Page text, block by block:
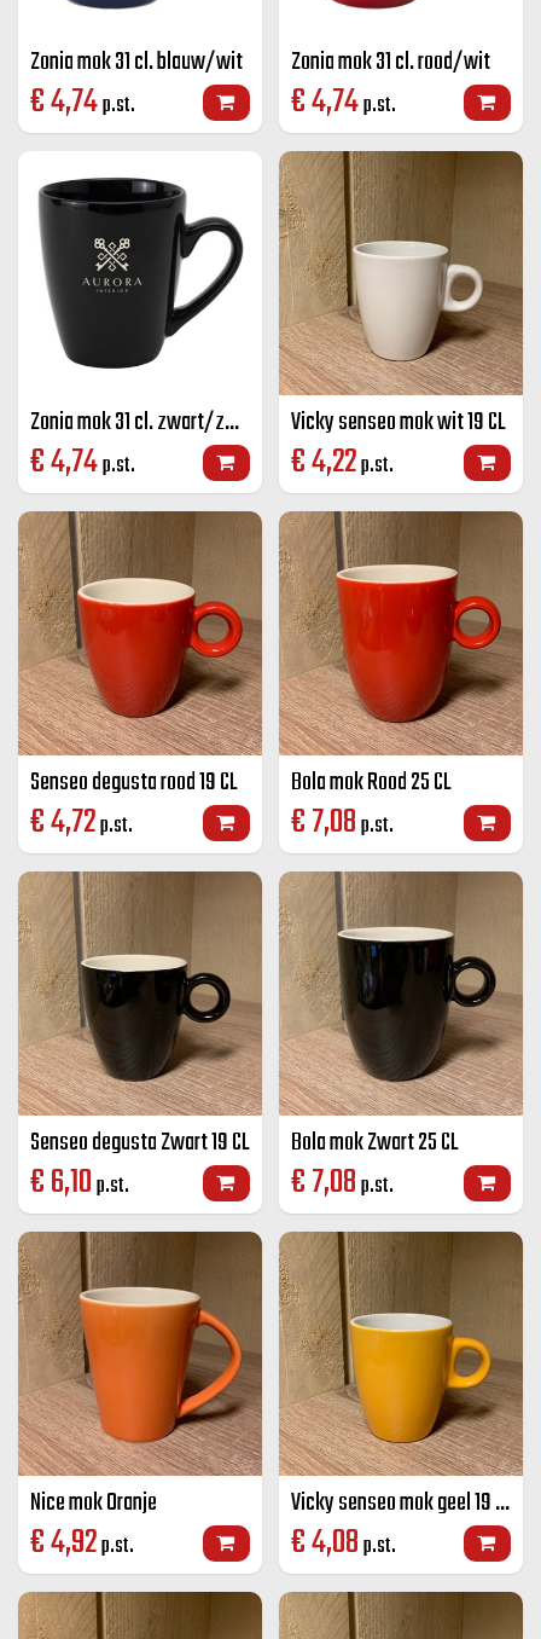
Zonia mok 31 cl. blauw/wit
€4,74p.st.
Zonia mok 31 cl. rood/wit
€4,74p.st.
Zonia mok 31 cl. zwart/zwart.
€4,74p.st.
Vicky senseo mok wit 19 CL
€4,22p.st.
Senseo degusta rood 19 CL
€4,72p.st.
Bola mok Rood 25 CL
€7,08p.st.
Senseo degusta Zwart 19 CL
€6,10p.st.
Bola mok Zwart 25 CL
€7,08p.st.
Nice mok Oranje
€4,92p.st.
Vicky senseo mok geel 19 CL
€4,08p.st.